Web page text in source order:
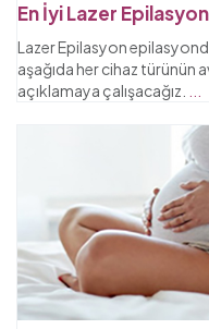
En İyi Lazer
Lazer Epilasyon
aşağıda her cihaz türünün
açıklamaya çalışacağız.